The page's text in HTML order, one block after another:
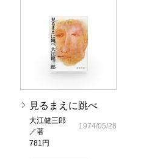
見るまえに跳べ
大江健三郎
／著
781円
1974/05/28